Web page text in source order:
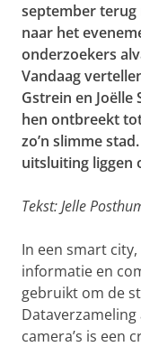
september terug
naar het
onderzoekers
Vandaag
Gstrein en Joëlle
hen ontbreekt
zo’n slimme
uitsluiting liggen
Tekst: Jelle
In een smart
informatie en
gebruikt om de
camera’s is een